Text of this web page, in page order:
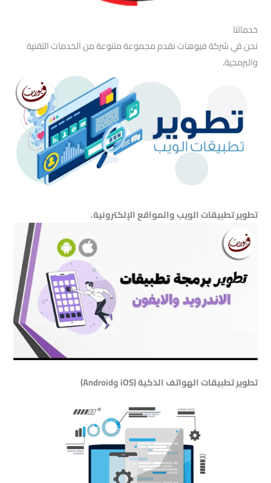
خدماتنا
نحن في شركة فيوهات نقدم مجموعة متنوعة من الخدمات التقنية
والبرمجية.
تطوير تطبيقات الويب والمواقع الإلكترونية.
تطوير تطبيقات الهواتف الذكية (iOS وAndroid)